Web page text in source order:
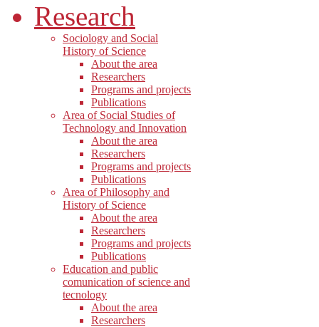
Research
Sociology and Social
History of Science
About the area
Researchers
Programs and projects
Publications
Area of Social Studies of
Technology and Innovation
About the area
Researchers
Programs and projects
Publications
Area of Philosophy and
History of Science
About the area
Researchers
Programs and projects
Publications
Education and public
comunication of science and
tecnology
About the area
Researchers